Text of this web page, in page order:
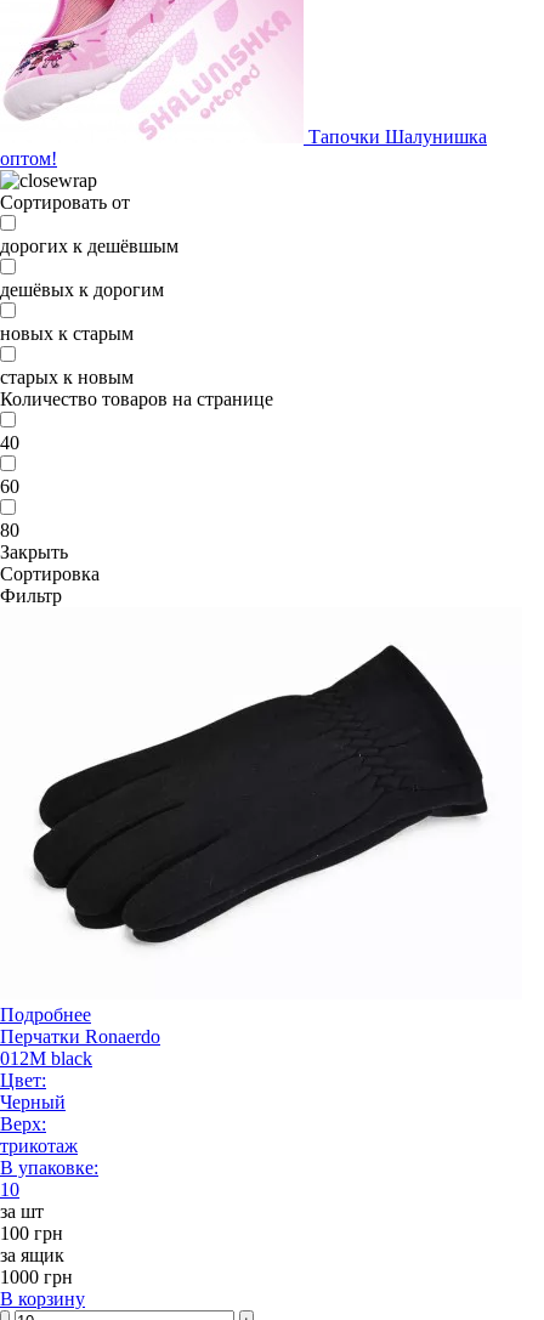
Тапочки Шалунишка
оптом!
Сортировать от
дорогих к дешёвшым
дешёвых к дорогим
новых к старым
старых к новым
Количество товаров на странице
40
60
80
Закрыть
Сортировка
Фильтр
Подробнее
Перчатки Ronaerdo
012M black
Цвет:
Черный
Верх:
трикотаж
В упаковке:
10
за шт
100 грн
за ящик
1000 грн
В корзину